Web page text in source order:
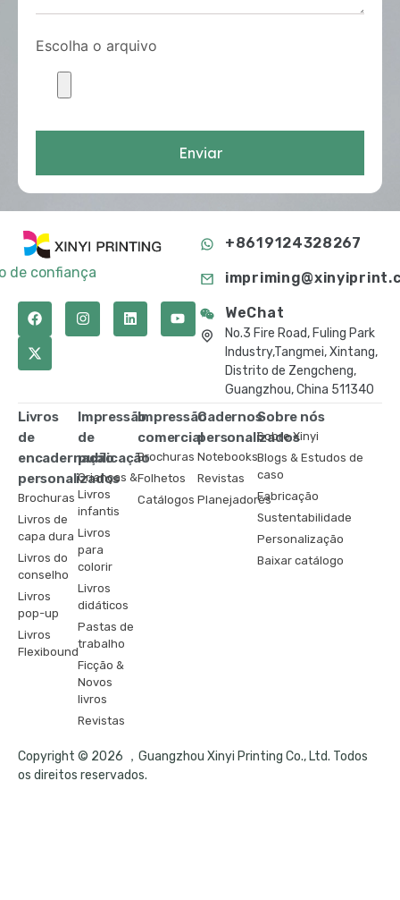
Escolha o arquivo
Enviar
de confiança
+8619124328267
WeChat
No.3 Fire Road, Fuling Park
Industry,Tangmei, Xintang,
Distrito de Zengcheng,
Guangzhou, China 511340
Livros
de
encadernação
personalizados
Brochuras
Livros de
capa dura
Livros do
conselho
Livros
pop-up
Livros
Flexibound
Impressão
de
publicação
Crianças &
Livros
infantis
Livros
para
colorir
Livros
didáticos
Pastas de
trabalho
Ficção &
Novos
livros
Revistas
Impressão
comercial
Brochuras
Folhetos
Catálogos
Cadernos
personalizados
Notebooks
Revistas
Planejadores
Sobre nós
Sobre Xinyi
Blogs & Estudos de
caso
Fabricação
Sustentabilidade
Personalização
Baixar catálogo
Copyright © 2026 ，Guangzhou Xinyi Printing Co., Ltd. Todos
os direitos reservados.